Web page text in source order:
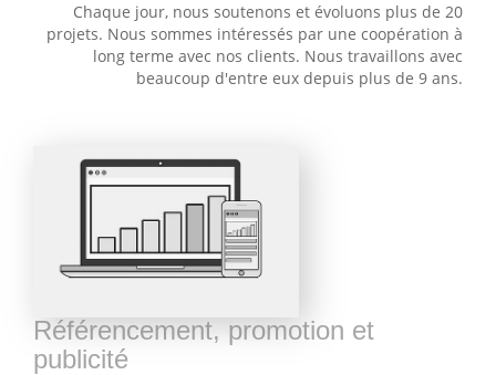
Chaque jour, nous soutenons et évoluons plus de 20
projets. Nous sommes intéressés par une coopération à
long terme avec nos clients. Nous travaillons avec
beaucoup d'entre eux depuis plus de 9 ans.
Référencement, promotion et
publicité